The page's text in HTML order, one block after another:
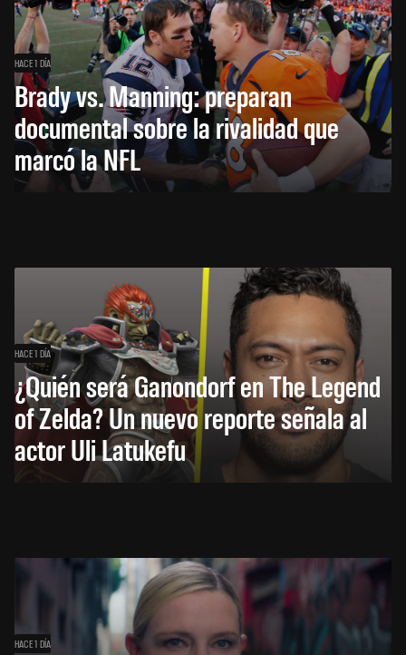
HACE 1 DÍA
Brady vs. Manning: preparan
documental sobre la rivalidad que
marcó la NFL
HACE 1 DÍA
¿Quién será Ganondorf en The Legend
of Zelda? Un nuevo reporte señala al
actor Uli Latukefu
HACE 1 DÍA